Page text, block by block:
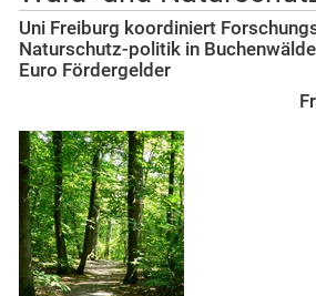
Uni Freiburg koordiniert
Naturschutz-politik in
Euro Fördergelder